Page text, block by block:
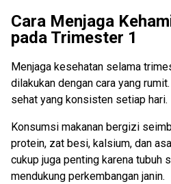
Cara Menjaga
pada Trimester 1
Menjaga kesehatan selama
dilakukan dengan cara yang
sehat yang konsisten setiap hari.
Konsumsi makanan bergizi
protein, zat besi, kalsium, dan
cukup juga penting karena tubuh
mendukung perkembangan janin.